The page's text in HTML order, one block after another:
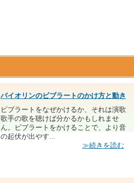
バイオリンのビブラートのかけ方と動き
ビブラートをなぜかけるか、それは演歌
歌手の歌を聴けば分かるかもしれませ
ん。ビブラートをかけることで、より音
の起伏が出やす...
≫続きを読む